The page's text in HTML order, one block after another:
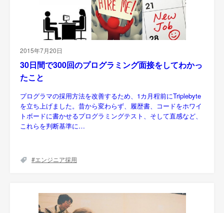
2015年7月20日
30日間で300回のプログラミング面接をしてわかっ
たこと
プログラマの採用方法を改善するため、1カ月程前にTriplebyte
を立ち上げました。昔から変わらず、履歴書、コードをホワイ
トボードに書かせるプログラミングテスト、そして直感など、
これらを判断基準に…
エンジニア採用